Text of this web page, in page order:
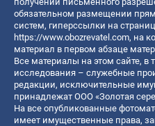
обязательном размещении
систем, гиперссылки на
https://www.obozrevatel.com, на
материал в первом абзаце
Все материалы на этом сайте, в
исследования – служебные
редакции, исключительные
принадлежат ООО «Золотая
На все опубликованные
имеет имущественные права,